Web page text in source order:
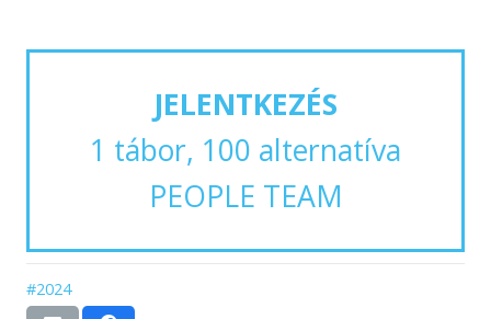
JELENTKEZÉS
1 tábor, 100 alternatíva
PEOPLE TEAM
#2024